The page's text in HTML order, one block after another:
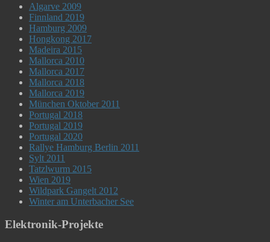
Algarve 2009
Finnland 2019
Hamburg 2009
Hongkong 2017
Madeira 2015
Mallorca 2010
Mallorca 2017
Mallorca 2018
Mallorca 2019
München Oktober 2011
Portugal 2018
Portugal 2019
Portugal 2020
Rallye Hamburg Berlin 2011
Sylt 2011
Tatzlwurm 2015
Wien 2019
Wildpark Gangelt 2012
Winter am Unterbacher See
Elektronik-Projekte